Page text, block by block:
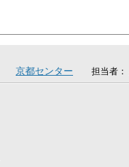
京都センター 担当者：